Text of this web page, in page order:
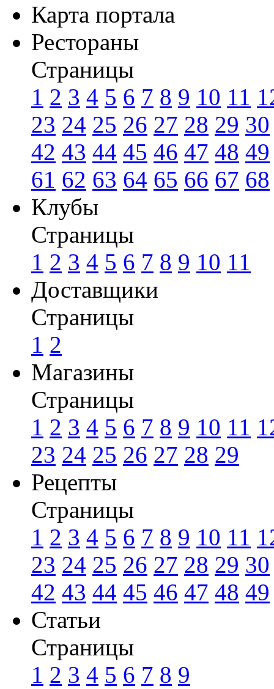
Карта портала
Рестораны
Страницы
1 2 3 4 5 6 7 8 9 10 11
23 24 25 26 27 28 29 30
42 43 44 45 46 47 48 49
61 62 63 64 65 66 67 68
Клубы
Страницы
1 2 3 4 5 6 7 8 9 10 11
Доставщики
Страницы
1 2
Магазины
Страницы
1 2 3 4 5 6 7 8 9 10 11
23 24 25 26 27 28 29
Рецепты
Страницы
1 2 3 4 5 6 7 8 9 10 11
23 24 25 26 27 28 29 30
42 43 44 45 46 47 48 49
Статьи
Страницы
1 2 3 4 5 6 7 8 9